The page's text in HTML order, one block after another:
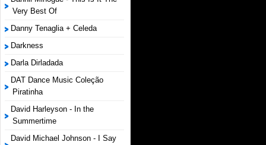
Very Best Of
Danny Tenaglia + Celeda
Darkness
Darla Dirladada
DAT Dance Music Coleção
Piratinha
David Harleyson - In the
Summertime
David Michael Johnson - I Say